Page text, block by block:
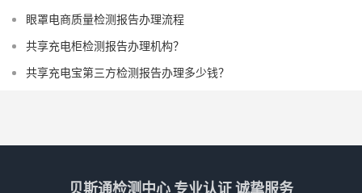
眼罩电商质量检测报告办理流程
共享充电柜检测报告办理机构？
共享充电宝第三方检测报告办理多少钱？
贝斯通检测中心 专业认证 诚挚服务